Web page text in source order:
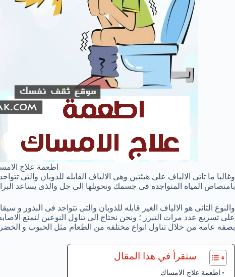
اطعمة علاج
وغالبا ما تاتى الالياف على هيئتين وهى الالياف القابله للذوبان والتى
بامتصاص المياه المتواجده فى جسمك وتحويلها الى جل والذى يساعد
والنوع الثانى هو الالياف الغير قابله للذوبان والتى تتواجد فى البذور
على تسريع عدد مرات التبرز ؛ ونحن نحتاج الى تناول النوعين لنمنع
بصفه عامه من خلال تناول انواع مختلفه من الطعام مثل الحبوب و
ستقرأ في هذا المقال
اطعمة علاج الامساك